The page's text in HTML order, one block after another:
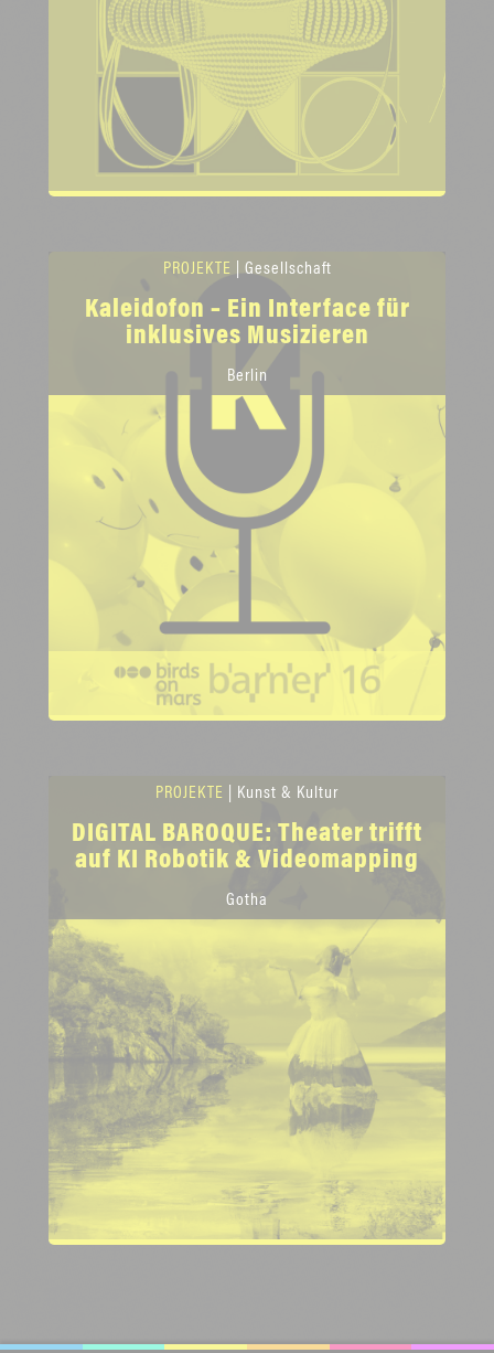
PROJEKTE | Gesellschaft
Kaleidofon – Ein Interface für
inklusives Musizieren
Berlin
PROJEKTE | Kunst & Kultur
DIGITAL BAROQUE: Theater trifft
auf KI Robotik & Videomapping
Gotha